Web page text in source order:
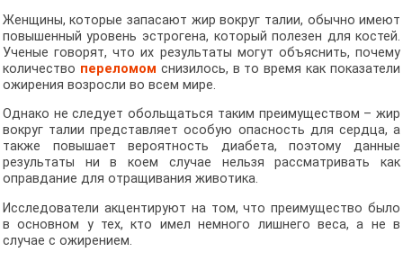
Женщины, которые запасают жир вокруг талии, обычно имеют
повышенный уровень эстрогена, который полезен для костей.
Ученые говорят, что их результаты могут объяснить, почему
количество переломом снизилось, в то время как показатели
ожирения возросли во всем мире.
Однако не следует обольщаться таким преимуществом – жир
вокруг талии представляет особую опасность для сердца, а
также повышает вероятность диабета, поэтому данные
результаты ни в коем случае нельзя рассматривать как
оправдание для отращивания животика.
Исследователи акцентируют на том, что преимущество было
в основном у тех, кто имел немного лишнего веса, а не в
случае с ожирением.